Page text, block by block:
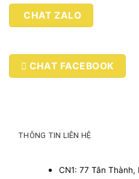
tài
007CHAT ZALO
CHAT FACEBOOK
THÔNG TIN LIÊN HỆ
CN1: 77 Tân Thành,